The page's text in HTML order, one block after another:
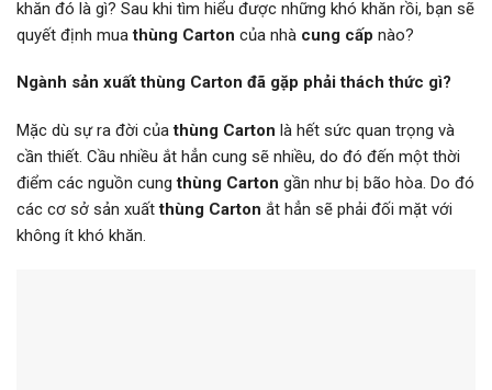
khăn đó là gì? Sau khi tìm hiểu được những khó khăn rồi, bạn sẽ
quyết định muathùng Carton của nhà cung cấp nào?
Ngành sản xuất thùng Carton đã gặp phải thách thức gì?
Mặc dù sự ra đời củathùng Carton là hết sức quan trọng và
cần thiết. Cầu nhiều ắt hẳn cung sẽ nhiều, do đó đến một thời
điểm các nguồn cungthùng Carton gần như bị bão hòa. Do đó
các cơ sở sản xuấtthùng Carton ắt hẳn sẽ phải đối mặt với
không ít khó khăn.